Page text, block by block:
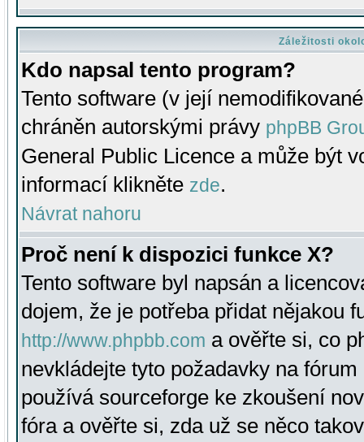
Záležitosti
Kdo napsal tento program?
Tento software (v její
chráněn autorskými právy phpBB
General Public Licence a může být
informací klikněte zde.
Návrat nahoru
Proč není k dispozici funkce X?
Tento software byl napsán a
dojem, že je potřeba přidat nějakou
http://www.phpbb.com a ověřte si, co
nevkládejte tyto požadavky na
používá sourceforge ke zkoušení
fóra a ověřte si, zda už se něco